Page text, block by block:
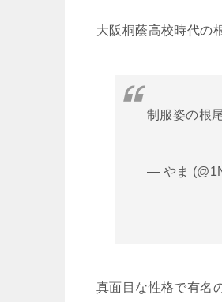
大阪桐蔭高校時代の
制服姿の根
— やま
真面目な性格で有名